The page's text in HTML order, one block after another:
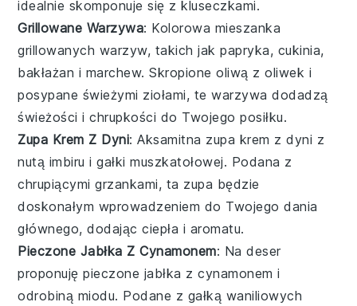
idealnie skomponuje się zkluseczkami.
Grillowane Warzywa: Kolorowa mieszanka
grillowanych warzyw, takich jakpapryka, cukinia,
bakłażan i marchew. Skropione oliwą z oliwek i
posypane świeżymi ziołami, te warzywa dodadzą
świeżości i chrupkości do Twojego posiłku.
Zupa Krem Z Dyni: Aksamitna zupa krem z dyni z
nutą imbiru i gałki muszkatołowej. Podana z
chrupiącymi grzankami, ta zupa będzie
doskonałym wprowadzeniem do Twojego dania
głównego, dodając ciepła i aromatu.
Pieczone Jabłka Z Cynamonem: Na deser
proponujępieczone jabłka z cynamonem i
odrobiną miodu. Podane z gałką waniliowych